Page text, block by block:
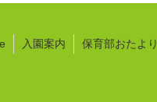
入園案内 保育部おたより